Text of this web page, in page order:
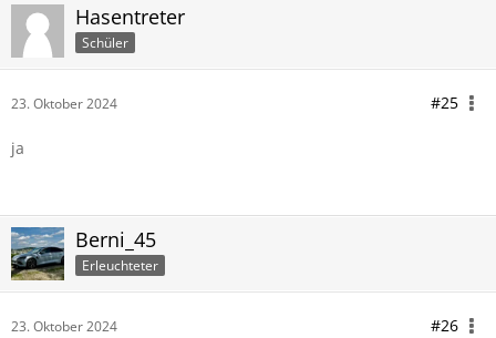
Hasentreter
Schüler
23. Oktober 2024 #25
ja
Berni_45
Erleuchteter
23. Oktober 2024 #26